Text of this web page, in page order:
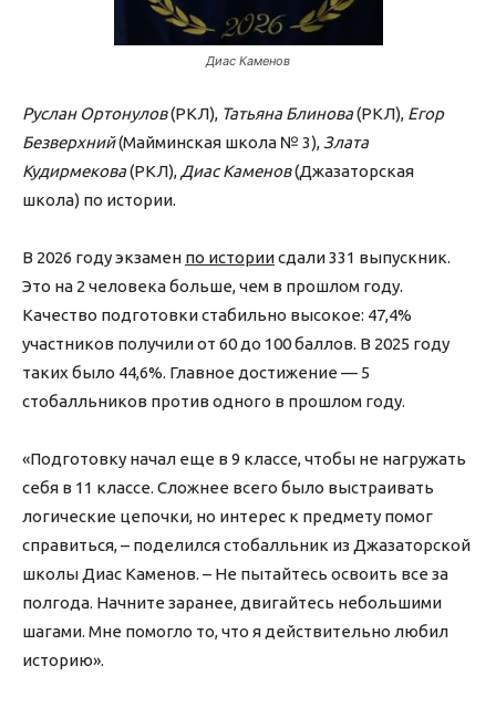
Диас Каменов
Руслан Ортонулов(РКЛ), Татьяна Блинова(РКЛ), Егор
Безверхний(Майминская школа № 3), Злата
Кудирмекова(РКЛ),Диас Каменов(Джазаторская
школа) по истории.
В 2026 году экзамен по историисдали 331 выпускник.
Это на 2 человека больше, чем в прошлом году.
Качество подготовки стабильно высокое: 47,4%
участников получили от 60 до 100 баллов. В 2025 году
таких было 44,6%. Главное достижение — 5
стобалльников против одного в прошлом году.
«Подготовку начал еще в 9 классе, чтобы не нагружать
себя в 11 классе. Сложнее всего было выстраивать
логические цепочки, но интерес к предмету помог
справиться, – поделился стобалльник из Джазаторской
школы Диас Каменов. – Не пытайтесь освоить все за
полгода. Начните заранее, двигайтесь небольшими
шагами. Мне помогло то, что я действительно любил
историю».